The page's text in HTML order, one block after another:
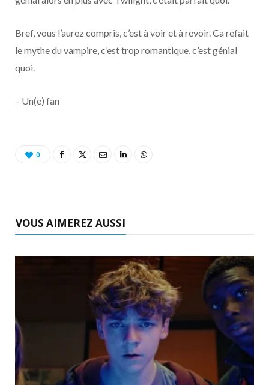
Bref, vous l’aurez compris, c’est à voir et à revoir. Ca refait
le mythe du vampire, c’est trop romantique, c’est génial
quoi.
– Un(e) fan
0
VOUS AIMEREZ AUSSI